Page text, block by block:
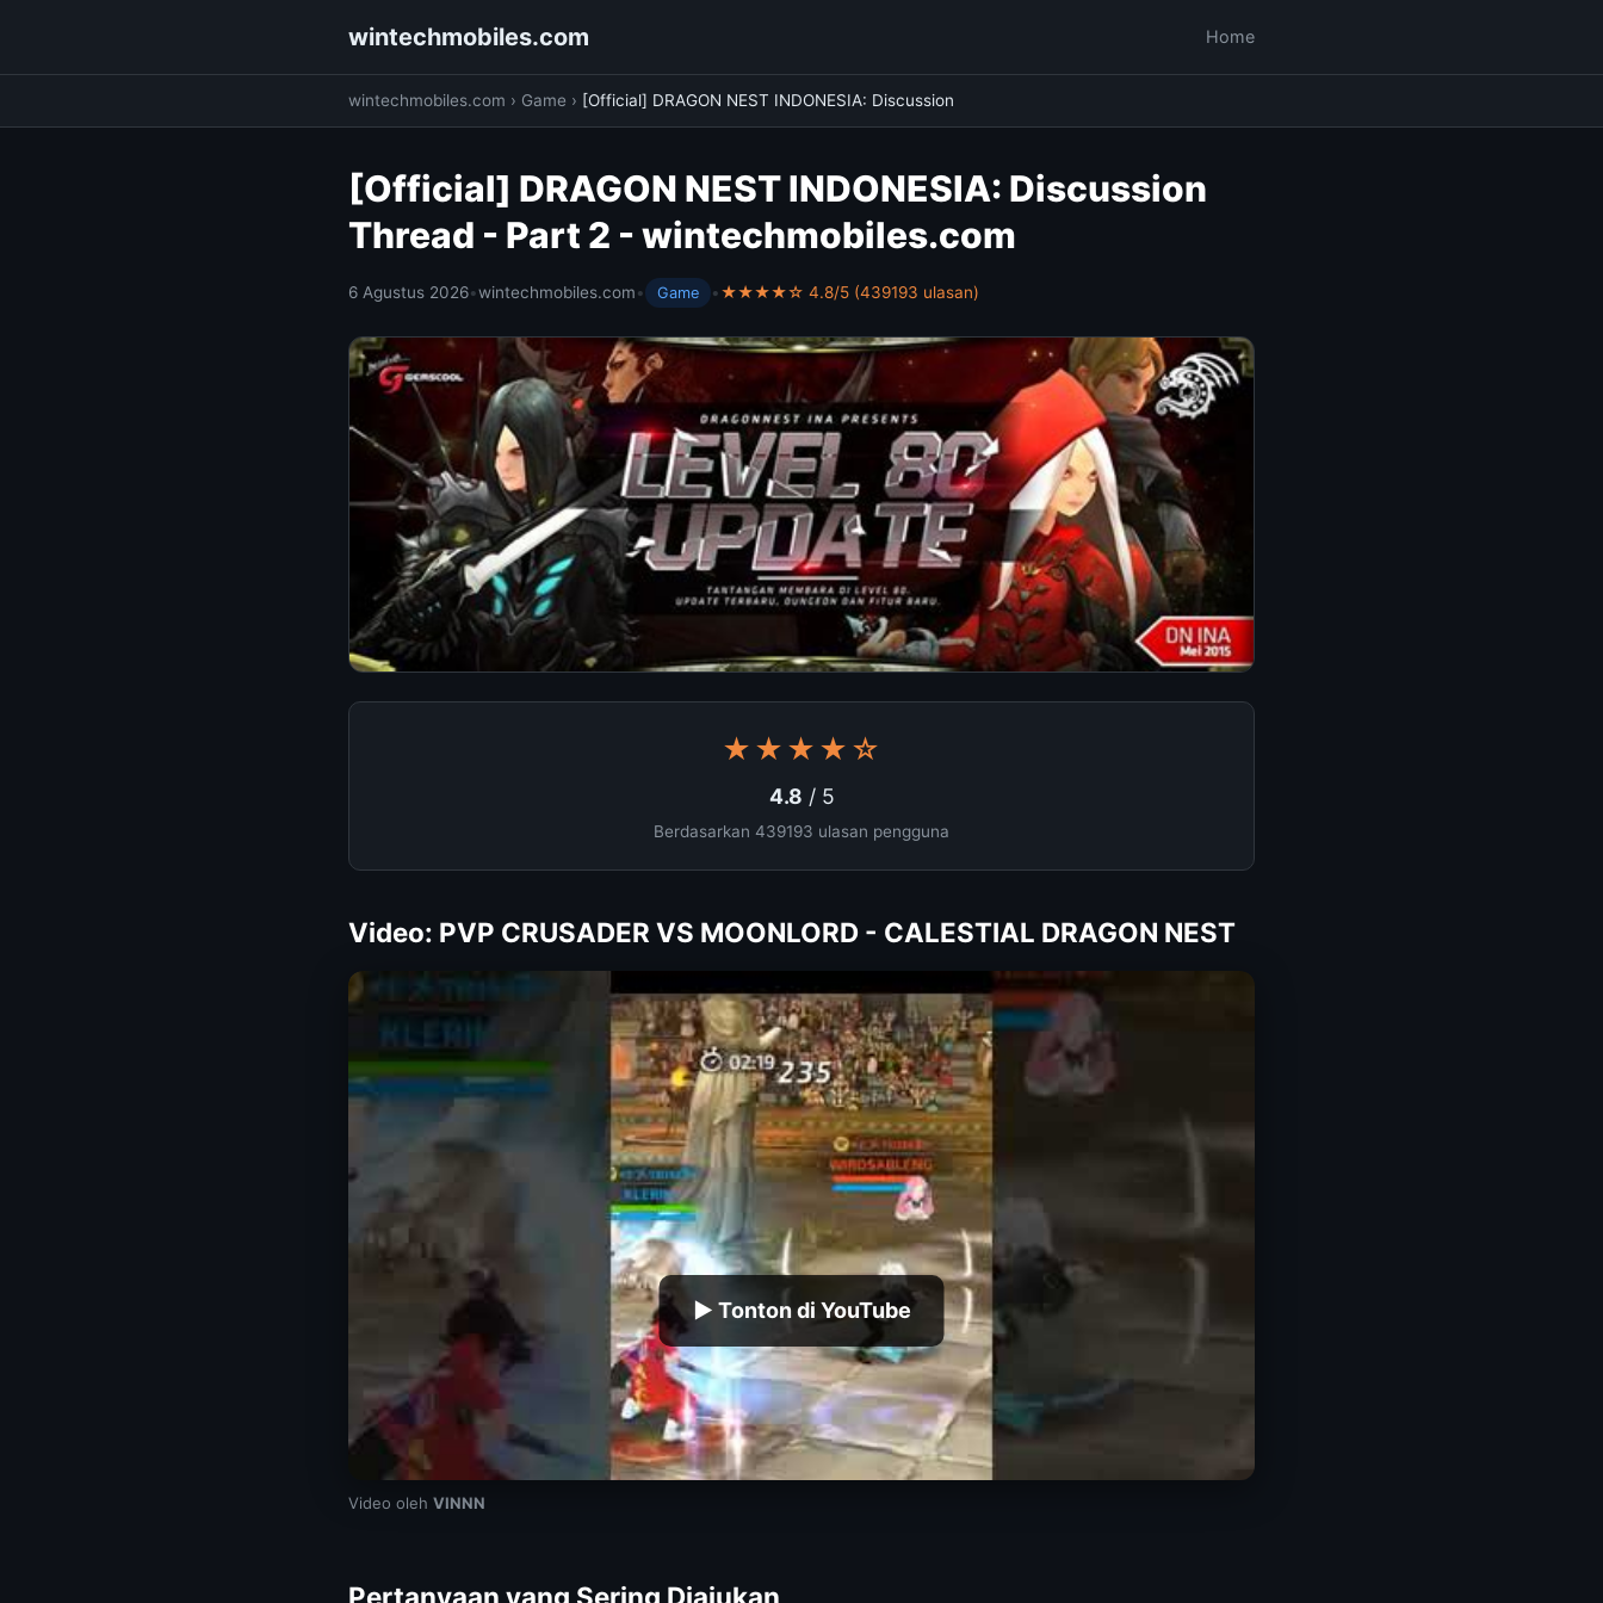
wintechmobiles.com Home
wintechmobiles.com › Game › [Official] DRAGON NEST INDONESIA: Discussion
[Official] DRAGON NEST INDONESIA: Discussion
Thread - Part 2 - wintechmobiles.com
6 Agustus 2026•wintechmobiles.com• Game •★★★★☆ 4.8/5 (439193 ulasan)
★★★★☆
4.8 / 5
Berdasarkan 439193 ulasan pengguna
Video: PVP CRUSADER VS MOONLORD - CALESTIAL DRAGON NEST
▶ Tonton di YouTube
Video oleh VINNN